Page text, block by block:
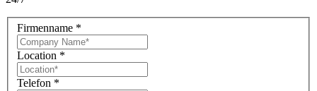
Firmenname *
Location *
Telefon *